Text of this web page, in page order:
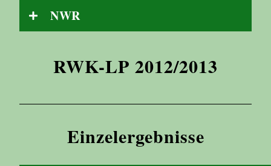
NWR
RWK-LP 2012/2013
Einzelergebnisse